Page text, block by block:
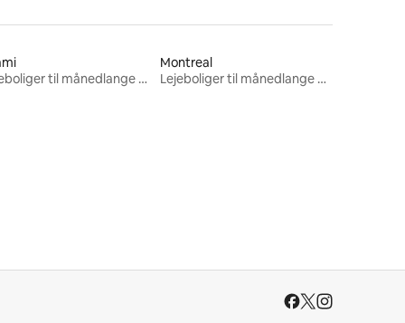
Lejeboliger til månedlange ophold
Montreal
Lejeboliger til månedlange ophold